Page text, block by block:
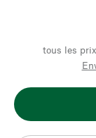
tous les